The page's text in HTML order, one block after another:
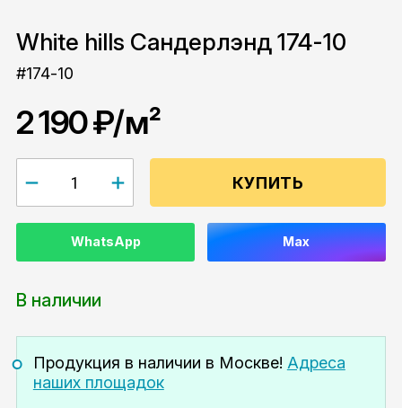
White hills Сандерлэнд 174-10
#174-10
2 190 ₽/м²
КУПИТЬ
WhatsApp Max
В наличии
Продукция в наличии в Москве! Адреса
наших площадок